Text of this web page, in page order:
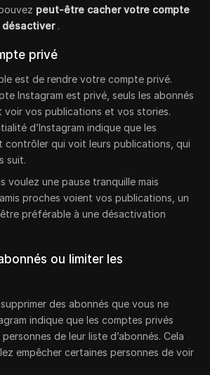
peut-être cacher votre compte
désactiver.
privé
est de rendre votre compte privé.
Instagram est privé, seuls les abonnés
voir vos publications et vos stories.
d’Instagram indique que les
contrôler qui voit leurs publications, qui
suit.
voulez une pause tranquille mais
proches voient vos publications, un
préférable à une désactivation
ou limiter les
des abonnés que vous ne
indique que les comptes privés
de leur liste d’abonnés. Cela
empêcher certaines personnes de voir